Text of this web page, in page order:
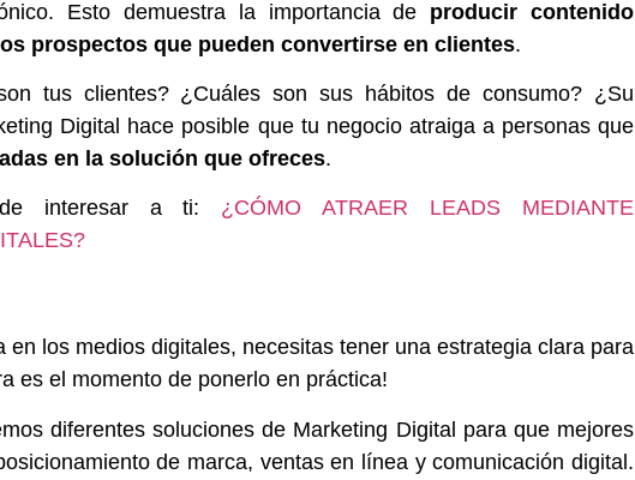
Esto demuestra la importancia de producir contenido
prospectos que pueden convertirse en clientes.
tus clientes? ¿Cuáles son sus hábitos de consumo? ¿Su
Digital hace posible que tu negocio atraiga a personas que
en la solución que ofreces.
interesar a ti: ¿CÓMO ATRAER LEADS MEDIANTE
en los medios digitales, necesitas tener una estrategia clara para
es el momento de ponerlo en práctica!
diferentes soluciones de Marketing Digital para que mejores
de marca, ventas en línea y comunicación digital.